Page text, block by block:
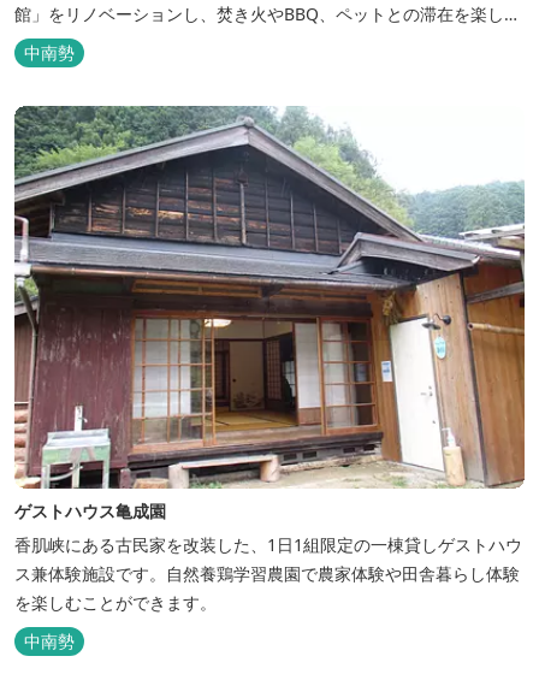
館」をリノベーションし、焚き火やBBQ、ペットとの滞在を楽しめ
る“キャンプ気分”の宿として生まれ変わりました。 【営業時間】 チ
ェックイン 15：00（早めのチェックインご希望は予約時に要相
中南勢
ゲストハウス亀成園
香肌峡にある古民家を改装した、1日1組限定の一棟貸しゲストハウ
ス兼体験施設です。​自然養鶏学習農園で農家体験や田舎暮らし体験
を楽しむことができます。
中南勢